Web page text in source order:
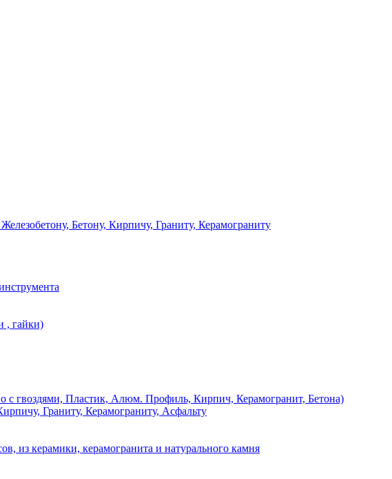
Бетону, Кирпичу, Граниту, Керамограниту
, гайки)
Пластик, Алюм. Профиль, Кирпич, Керамогранит, Бетона)
Граниту, Керамограниту, Асфальту
керамогранита и натурального камня